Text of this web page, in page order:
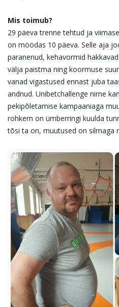
Mis toimub?
29 päeva trenne tehtud ja
on möödas 10 päeva. Selle aja
paranenud, kehavormid
välja paistma ning koormuse
vanad vigastused ennast juba
andnud. Unibetchallenge nime
pekipõletamise kampaaniaga
rohkem on ümberringi kuulda
tõsi ta on, muutused on silmaga